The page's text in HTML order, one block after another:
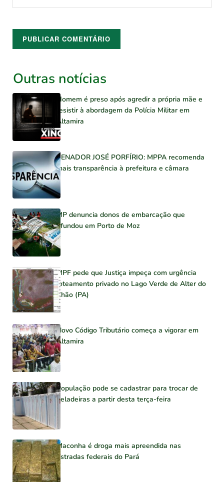
Outras notícias
Homem é preso após agredir a própria mãe e
resistir à abordagem da Polícia Militar em
Altamira
SENADOR JOSÉ PORFÍRIO: MPPA recomenda
mais transparência à prefeitura e câmara
MP denuncia donos de embarcação que
afundou em Porto de Moz
MPF pede que Justiça impeça com urgência
loteamento privado no Lago Verde de Alter do
Chão (PA)
Novo Código Tributário começa a vigorar em
Altamira
População pode se cadastrar para trocar de
geladeiras a partir desta terça-feira
Maconha é droga mais apreendida nas
estradas federais do Pará